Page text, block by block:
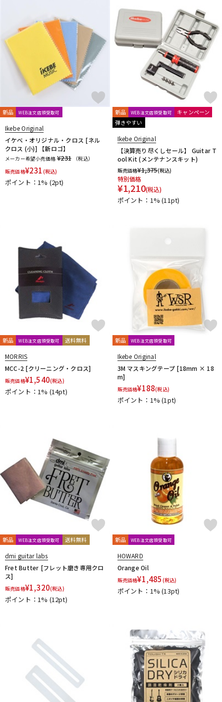
kusakusa88 Kyser
L.R.Baggs La Bella LAKLAND LAMANTA
Lao Qi
LAVA MUSIC
Lee Guitars LEVY’S LHL
Lindy Fralin
Live Line
Lizard Spit LM STRAP
Lollar Pickups
LUTHIER
Magna Cart
MAHALO
Manikin Electronic
Mark Strings Marshall
MARTIN
MASTER8 JAPAN
Mastery Bridge
MAYONES
MD Guitars
Mighty Bright Mi-Si MJC Ironworks
MMI
MODERN PIRATES
momose
MONO
MONSTER CABLE
Moody
MUSIC NOMAD
MUSIC WORKS MXR
Nail Company
NAZCA
NAZCA STRAP Neotech
NIKKO(日工精機)
No Brand
Nordstrand NUX
O-R
OFFICIAL EDWARD VAN HALEN MINI GUITARS
Oihata
Orange ORB
ORCAS
PICK BOY
PICK PUNCH
POWERbreathe
Providence
PULSE
Rattlesnake Cable
Raw Vintage
RENEGADE
Reunion Blues
RevoL effects
Richter Straps
Rick Rock Picks
Rickenbacker
RIGHTON STRAPS
RIO GRANDE
Ritter
Roadie
ROCHE-THOMAS
Roland ROMBO
Ron Ellis Pickups
ROTO SOUND
ROZZ
S-U
S.Yairi Sadowsky Guitars Sago
Schaller
SCHECTER
Schlagwerk Percussion
Scorelay Japan
Seki Sound
Seymour Duncan
SHRED NECK
SHUBB
SNARK
STARTECH Stetsbar
Suhr Guitars
Sunhayato Sustainiac
Switch Custom Guitars
TAKAMINE
TAURUS ARMY
tc electronic Thalia Capo
THE ROCK SLIDE
Thomastik-Infeld
ThroBak Electronics Tim Bud
TODA GUITARS
TOKAI TOMBO
TonePros TRIAL
trumpet station
Turtle Wax
TV Jones
ULTIMATE unknown
V-Z
Van Damme Vega-Trem
VeroCity Effects Pedals
VIBRAMATE
VIVACE
WALRUS AUDIO
Wedgie Well Fine
WHITEFEATHER
アトス・インターナショナル
アルソ出版
カエルカフェ
シンコーミュージック
スーパーキッズ
パイパーズ
フェアリー
フォンテック
ヤマハミュージックEHD
ヤマハミュージックトレーディング
ヤマハミュージックメディア
リットーミュージック
山木秀夫コレクション
新品 WEB注文店頭受取可
Ikebe Original
イケベ・オリジナル・クロス [ネル
クロス (小)] 【新ロゴ】
メーカー希望小売価格 ¥231
（税込）
販売価格¥231 (税込)
ポイント：1% (2pt)
新品 WEB注文店頭受取可
キャンペーン
弾きやすい
Ikebe Original
【決算売り尽くしセール】 Guitar T
ool Kit (メンテナンスキット)
販売価格¥1,375(税込)
特別価格
¥1,210(税込)
ポイント：1%(11pt)
新品 WEB注文店頭受取可 送料無料
MORRIS
MCC-2 [クリーニング・クロス]
販売価格¥1,540(税込)
ポイント：1% (14pt)
新品 WEB注文店頭受取可
Ikebe Original
3M マスキングテープ [18mm × 18
m]
販売価格¥188(税込)
ポイント：1%(1pt)
新品 WEB注文店頭受取可 送料無料
dmi guitar labs
Fret Butter [フレット磨き専用クロ
ス]
販売価格¥1,320(税込)
ポイント：1% (12pt)
新品 WEB注文店頭受取可
HOWARD
Orange Oil
販売価格¥1,485 (税込)
ポイント：1%(13pt)